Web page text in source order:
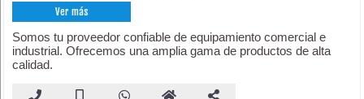
Ver más
Somos tu proveedor confiable de equipamiento comercial e
industrial. Ofrecemos una amplia gama de productos de alta
calidad.